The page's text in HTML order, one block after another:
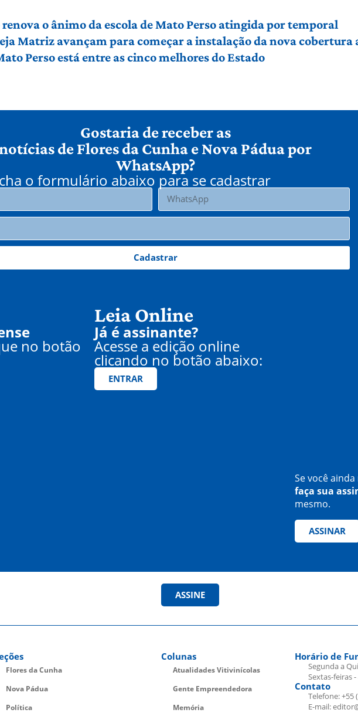
o ânimo da escola de Mato Perso atingida por temporal
Matriz avançam para começar a instalação da nova cobertura
Perso está entre as cinco melhores do Estado
Gostaria de receber as
de Flores da Cunha e Nova Pádua por
WhatsApp?
o formulário abaixo para se cadastrar
Cadastrar
no botão
Leia Online
Já é assinante?
Acesse a edição online
clicando no botão abaixo:
ENTRAR
Se você
faça sua
mesmo.
ASSINAR
ASSINE
Flores da Cunha
Nova Pádua
Política
Colunas
Atualidades Vitivinícolas
Gente Empreendedora
Memória
Horário de
Segunda a
Sextas-feiras
Contato
Telefone: +55
E-mail: